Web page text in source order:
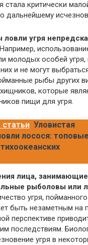
стала критически
дальнейшему
угря
Например,
молодых особей
и не могут
рыбы других
которые
пищи для угря.
Уловистая
лосося: топовые
лица,
рыболовы или
угря,
быть незаметным на
перспективе
последствиям.
угря в